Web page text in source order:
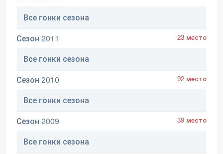
Все гонки сезона
Сезон 2011
23 место
Все гонки сезона
Сезон 2010
92 место
Все гонки сезона
Сезон 2009
39 место
Все гонки сезона